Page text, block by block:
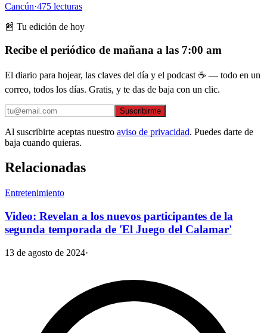
Cancún·475 lecturas
📰 Tu edición de hoy
Recibe el periódico de mañana a las 7:00 am
El diario para hojear, las claves del día y el podcast ☕ — todo en un
correo, todos los días. Gratis, y te das de baja con un clic.
Suscribirme
Al suscribirte aceptas nuestro aviso de privacidad. Puedes darte de
baja cuando quieras.
Relacionadas
Entretenimiento
Video: Revelan a los nuevos participantes de la
segunda temporada de 'El Juego del Calamar'
13 de agosto de 2024·